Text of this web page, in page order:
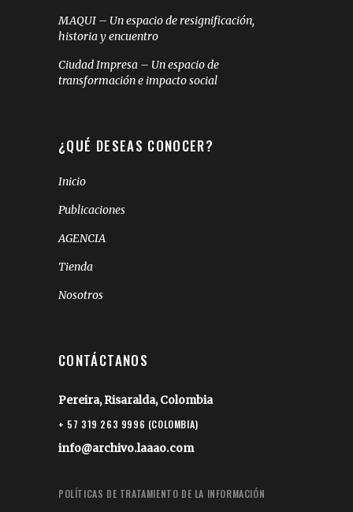
MAQUI – Un espacio de resignificación,
historia y encuentro
Ciudad Impresa – Un espacio de
transformación e impacto social
¿QUÉ DESEAS CONOCER?
Inicio
Publicaciones
AGENCIA
Tienda
Nosotros
CONTÁCTANOS
Pereira, Risaralda, Colombia
+ 57 319 263 9996 (COLOMBIA)
info@archivo.laaao.com
POLÍTICAS DE TRATAMIENTO DE LA INFORMACIÓN